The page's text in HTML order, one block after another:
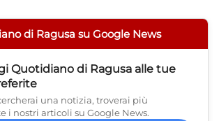
di Ragusa su Google News
Quotidiano di Ragusa alle tue
una notizia, troverai più
i nostri articoli su Google News.